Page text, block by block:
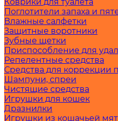
Поглотители запаха и
Влажные салфетки
Защитные воротники
Зубные щетки
Приспособление для
Репелентные средства
Средства для коррекции
Шампуни, спреи
Чистящие средства
Игрушки для кошек
Дразнилки
Игрушки из кошачьей